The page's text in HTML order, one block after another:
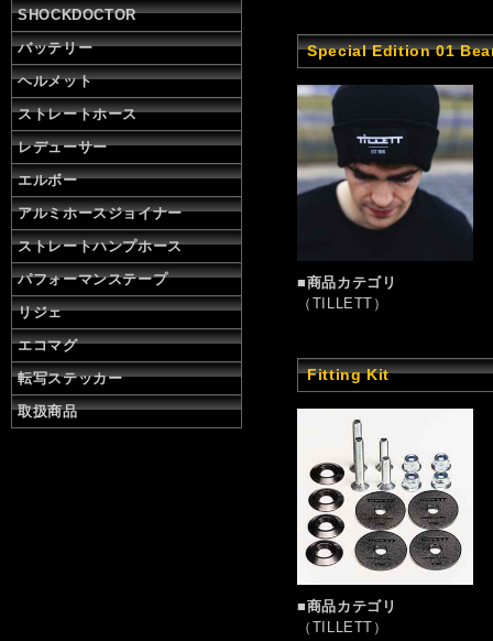
SHOCKDOCTOR
バッテリー
ヘルメット
ストレートホース
レデューサー
エルボー
アルミホースジョイナー
ストレートハンプホース
パフォーマンステープ
リジェ
エコマグ
転写ステッカー
取扱商品
Special Edition 01
■商品カテゴリ
（TILLETT）
Fitting Kit
■商品カテゴリ
（TILLETT）